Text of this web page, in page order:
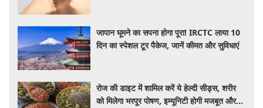
जापान घूमने का सपना होगा पूरा! IRCTC लाया 10
दिन का स्पेशल टूर पैकेज, जानें कीमत और सुविधाएं
रोज की डाइट में शामिल करें ये हेल्दी सीड्स, शरीर
को मिलेगा भरपूर पोषण, इम्यूनिटी होगी मजबूत और